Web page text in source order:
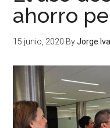
ahorro
15 junio, 2020 ByJorge